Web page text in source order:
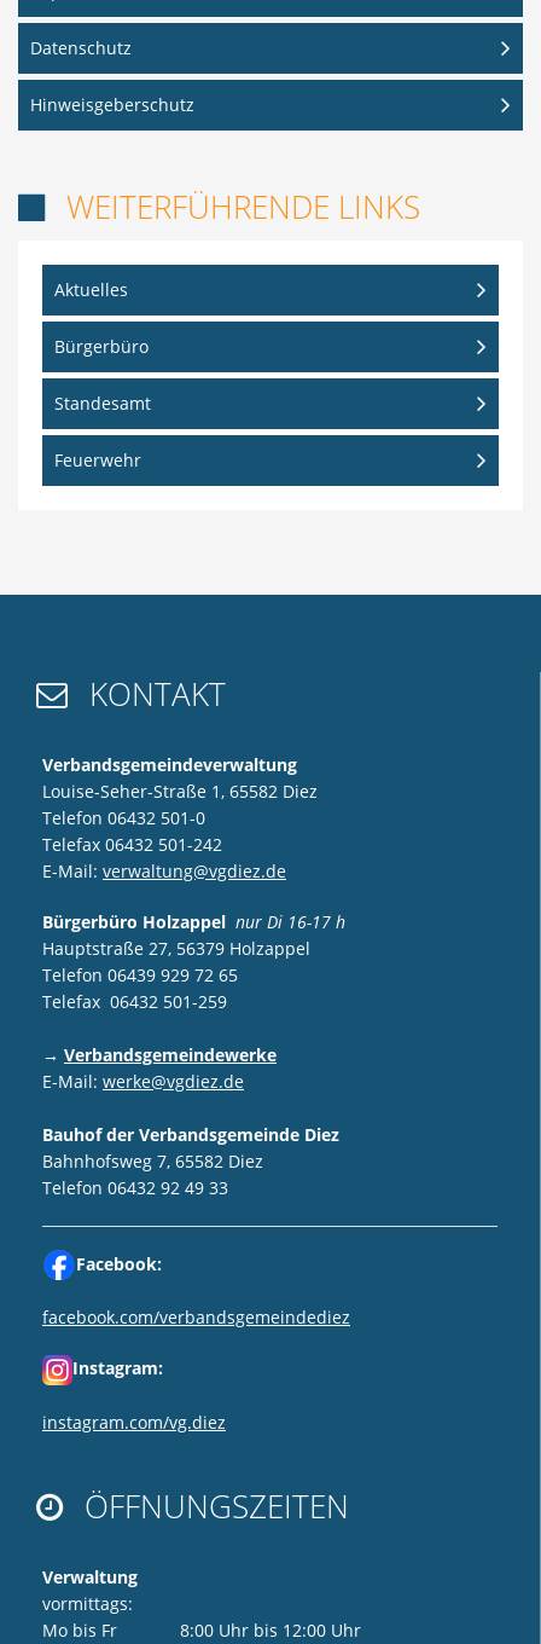
Datenschutz
Hinweisgeberschutz
WEITERFÜHRENDE LINKS
Aktuelles
Bürgerbüro
Standesamt
Feuerwehr
 KONTAKT
Verbandsgemeindeverwaltung
Louise-Seher-Straße 1, 65582 Diez
Telefon 06432 501-0
Telefax 06432 501-242
E-Mail: verwaltung@vgdiez.de
Bürgerbüro Holzappel nur Di 16-17 h
Hauptstraße 27, 56379 Holzappel
Telefon 06439 929 72 65
Telefax 06432 501-259
→ Verbandsgemeindewerke
E-Mail: werke@vgdiez.de
Bauhof der Verbandsgemeinde Diez
Bahnhofsweg 7, 65582 Diez
Telefon 06432 92 49 33
Facebook:
facebook.com/verbandsgemeindediez
Instagram:
instagram.com/vg.diez
 ÖFFNUNGSZEITEN
Verwaltung
vormittags:
Mo bis Fr 8:00 Uhr bis 12:00 Uhr